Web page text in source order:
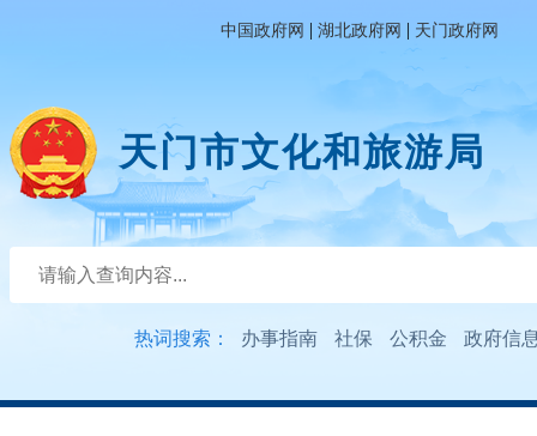
中国政府网 | 湖北政府网 | 天门政府网
天门市文化和旅游局
热词搜索： 办事指南 社保 公积金 政府信